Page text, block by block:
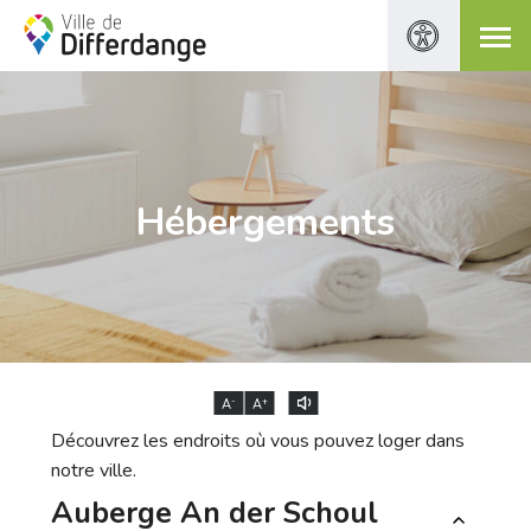
Hébergements
A- A+
Découvrez les endroits où vous pouvez loger dans
notre ville.
Auberge An der Schoul